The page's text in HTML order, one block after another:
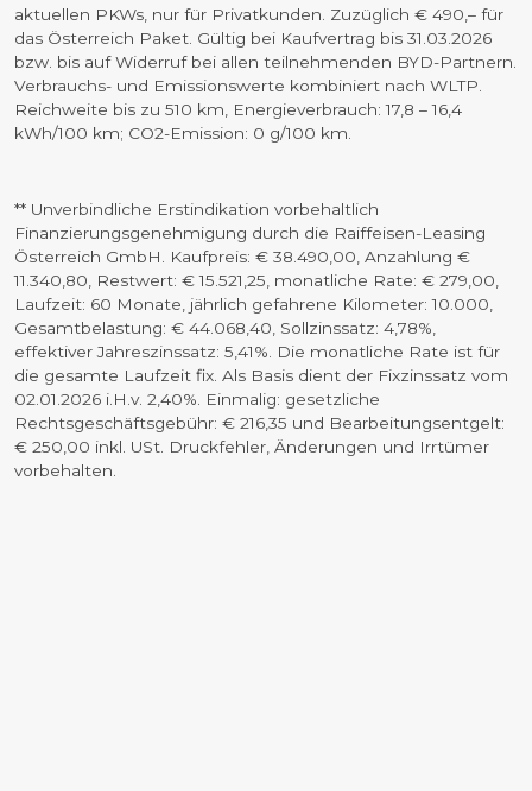
aktuellen PKWs, nur für Privatkunden. Zuzüglich € 490,– für
das Österreich Paket. Gültig bei Kaufvertrag bis 31.03.2026
bzw. bis auf Widerruf bei allen teilnehmenden BYD-Partnern.
Verbrauchs- und Emissionswerte kombiniert nach WLTP.
Reichweite bis zu 510 km, Energieverbrauch: 17,8 – 16,4
kWh/100 km; CO2-Emission: 0 g/100 km.
** Unverbindliche Erstindikation vorbehaltlich
Finanzierungsgenehmigung durch die Raiffeisen-Leasing
Österreich GmbH. Kaufpreis: € 38.490,00, Anzahlung €
11.340,80, Restwert: € 15.521,25, monatliche Rate: € 279,00,
Laufzeit: 60 Monate, jährlich gefahrene Kilometer: 10.000,
Gesamtbelastung: € 44.068,40, Sollzinssatz: 4,78%,
effektiver Jahreszinssatz: 5,41%. Die monatliche Rate ist für
die gesamte Laufzeit fix. Als Basis dient der Fixzinssatz vom
02.01.2026 i.H.v. 2,40%. Einmalig: gesetzliche
Rechtsgeschäftsgebühr: € 216,35 und Bearbeitungsentgelt:
€ 250,00 inkl. USt. Druckfehler, Änderungen und Irrtümer
vorbehalten.